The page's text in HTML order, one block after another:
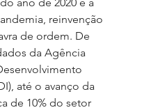
reinvenção
de ordem. De
da Agência
até o avanço da
de 10% do setor